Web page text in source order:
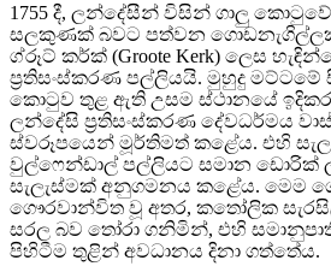
1755 දී, ලන්දේසීන් විසින් ගාලු
සලකුණක් බවට පත්වන ගොඩනැගිල්ලක්
ග්රූට් කර්ක් (Groote Kerk) ලෙස
ප්‍රතිසංස්කරණ පල්ලියයි. මුහුදු මට්ටමේ
කොටුව තුළ ඇති උසම ස්ථානයේ
ලන්දේසි ප්‍රතිසංස්කරණ දේවධර්මය
ස්වරූපයෙන් මූර්තිමත් කළේය. එහි
වුල්ෆෙන්ඩාල් පල්ලියට සමාන ඩොරික්
සැලැස්මක් අනුගමනය කළේය. මෙම
ගෞරවාන්විත වූ අතර, කතෝලික
සරල බව තෝරා ගනිමින්, එහි
පිහිටීම තුළින් අවධානය දිනා ගත්තේය.